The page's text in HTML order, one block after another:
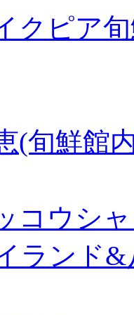
クピア
(旬鮮館
コウシ
ランド